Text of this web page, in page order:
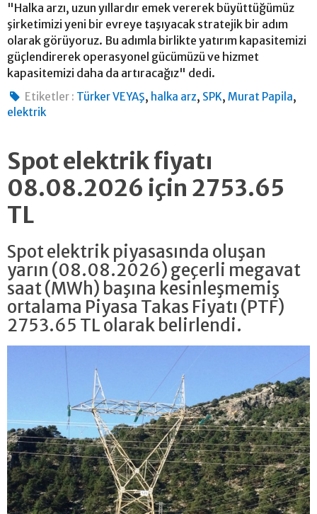
"Halka arzı, uzun yıllardır emek vererek büyüttüğümüz
şirketimizi yeni bir evreye taşıyacak stratejik bir adım
olarak görüyoruz. Bu adımla birlikte yatırım kapasitemizi
güçlendirerek operasyonel gücümüzü ve hizmet
kapasitemizi daha da artıracağız" dedi.
Etiketler : Türker VEYAŞ, halka arz, SPK,Murat Papila,
elektrik
Spot elektrik fiyatı
08.08.2026 için 2753.65
TL
Spot elektrik piyasasında oluşan
yarın (08.08.2026) geçerli megavat
saat (MWh) başına kesinleşmemiş
ortalama Piyasa Takas Fiyatı (PTF)
2753.65 TL olarak belirlendi.